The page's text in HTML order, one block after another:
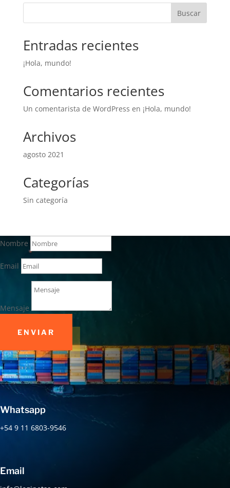
Buscar
Entradas recientes
¡Hola, mundo!
Comentarios recientes
Un comentarista de WordPress en ¡Hola, mundo!
Archivos
agosto 2021
Categorías
Sin categoría
Nombre
Email
Mensaje
ENVIAR
Whatsapp
+54 9 11 6803-9546
Email